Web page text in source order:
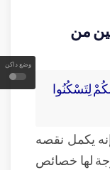
وضع داكن
من
لِتَسْكُنُوا
يكمل نقصه
لها خصائص